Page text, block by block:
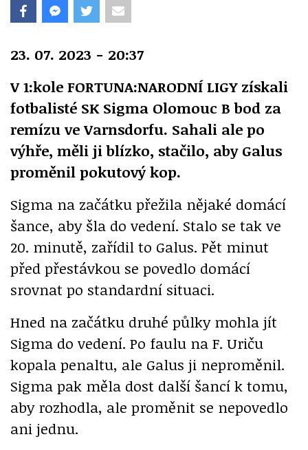
23. 07. 2023 - 20:37
V 1:kole FORTUNA:NARODNÍ LIGY získali
fotbalisté SK Sigma Olomouc B bod za
remízu ve Varnsdorfu. Sahali ale po
výhře, měli ji blízko, stačilo, aby Galus
proměnil pokutový kop.
Sigma na začátku přežila nějaké domácí
šance, aby šla do vedení. Stalo se tak ve
20. minutě, zařídil to Galus. Pět minut
před přestávkou se povedlo domácí
srovnat po standardní situaci.
Hned na začátku druhé půlky mohla jít
Sigma do vedení. Po faulu na F. Uriču
kopala penaltu, ale Galus ji neproměnil.
Sigma pak měla dost další šancí k tomu,
aby rozhodla, ale proměnit se nepovedlo
ani jednu.